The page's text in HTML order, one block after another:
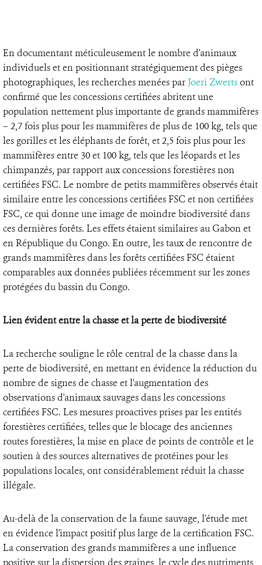
En documentant méticuleusement le nombre d'animaux
individuels et en positionnant stratégiquement des pièges
photographiques, les recherches menées par Joeri Zwertsont
confirmé que les concessions certifiées abritent une
population nettement plus importante de grands mammifères
– 2,7 fois plus pour les mammifères de plus de 100 kg, tels que
les gorilles et les éléphants de forêt, et 2,5 fois plus pour les
mammifères entre 30 et 100 kg, tels que les léopards et les
chimpanzés, par rapport aux concessions forestières non
certifiées FSC. Le nombre de petits mammifères observés était
similaire entre les concessions certifiées FSC et non certifiées
FSC, ce qui donne une image de moindre biodiversité dans
ces dernières forêts. Les effets étaient similaires au Gabon et
en République du Congo. En outre, les taux de rencontre de
grands mammifères dans les forêts certifiées FSC étaient
comparables aux données publiées récemment sur les zones
protégées du bassin du Congo.
Lien évident entre la chasse et la perte de biodiversité
La recherche souligne le rôle central de la chasse dans la
perte de biodiversité, en mettant en évidence la réduction du
nombre de signes de chasse et l'augmentation des
observations d'animaux sauvages dans les concessions
certifiées FSC. Les mesures proactives prises par les entités
forestières certifiées, telles que le blocage des anciennes
routes forestières, la mise en place de points de contrôle et le
soutien à des sources alternatives de protéines pour les
populations locales, ont considérablement réduit la chasse
illégale.
Au-delà de la conservation de la faune sauvage, l'étude met
en évidence l'impact positif plus large de la certification FSC.
La conservation des grands mammifères a une influence
positive sur la dispersion des graines, le cycle des nutriments